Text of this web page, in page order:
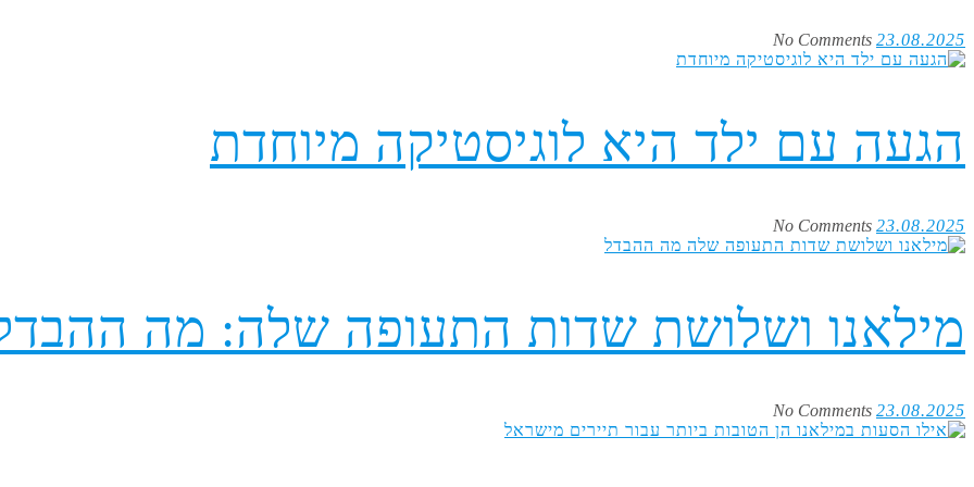
23.08.2025
No Comments
הגעה עם ילד היא לוגיסטיקה מיוחדת
23.08.2025
No Comments
מילאנו ושלושת שדות התעופה שלה: מה
23.08.2025
No Comments